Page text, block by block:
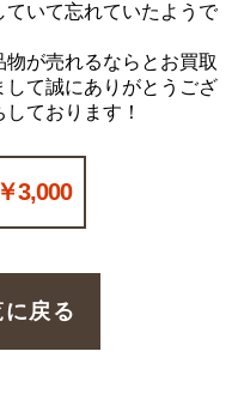
いて忘れていたようで
が売れるならとお買取
て誠にありがとうござ
ております！
￥3,000
戻る